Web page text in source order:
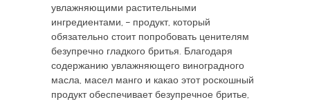
увлажняющими растительными
ингредиентами, – продукт, который
обязательно стоит попробовать ценителям
безупречно гладкого бритья. Благодаря
содержанию увлажняющего виноградного
масла, масел манго и какао этот роскошный
продукт обеспечивает безупречное бритье,